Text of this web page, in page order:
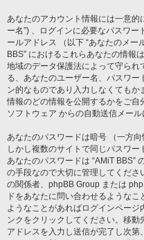
あなたのアカウント情報には一意的
ー名”) 、ログインに必要なパスワー
ールアドレス （以下 “あなたのメー
BBS” におけるこれらあなたの情報
地域のデータ保護法によって守ら
る、あなたのユーザー名、パスワ
ン的なものであり入力しなくてもか
情報のどの情報を公開するかをご
ソフトウェア からの自動送信メー
あなたのパスワードは暗号 （一方
しかし複数のサイトで同じパスワー
あなたのパスワードは “AMiT BBS”
の手段なので大切に管理してくださ
の関係者、phpBB Group または
ドをあなたに問い合わせるような
ようなことがあればログインページ
ンクをクリックしてください。移
アドレスを入力し送信が完了し次